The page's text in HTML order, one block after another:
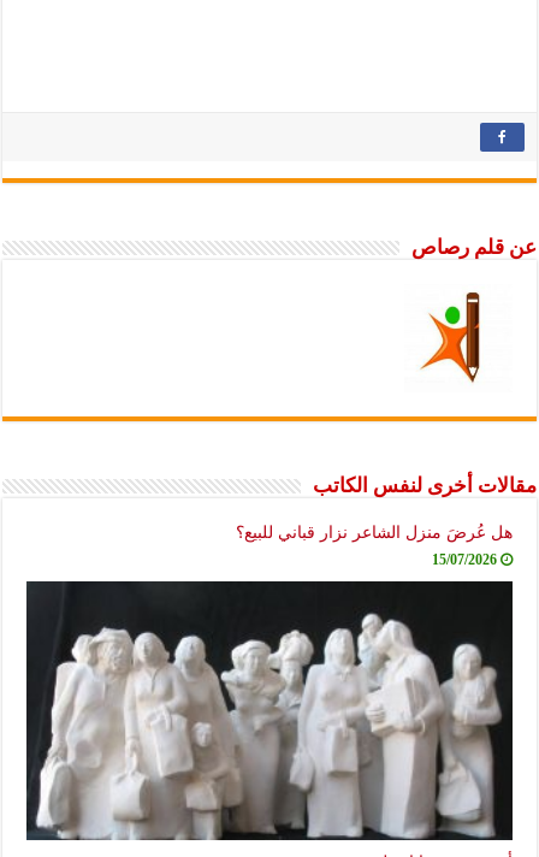
عن قلم رصاص
مقالات أخرى لنفس الكاتب
هل عُرضَ منزل الشاعر نزار قباني للبيع؟
15/07/2026